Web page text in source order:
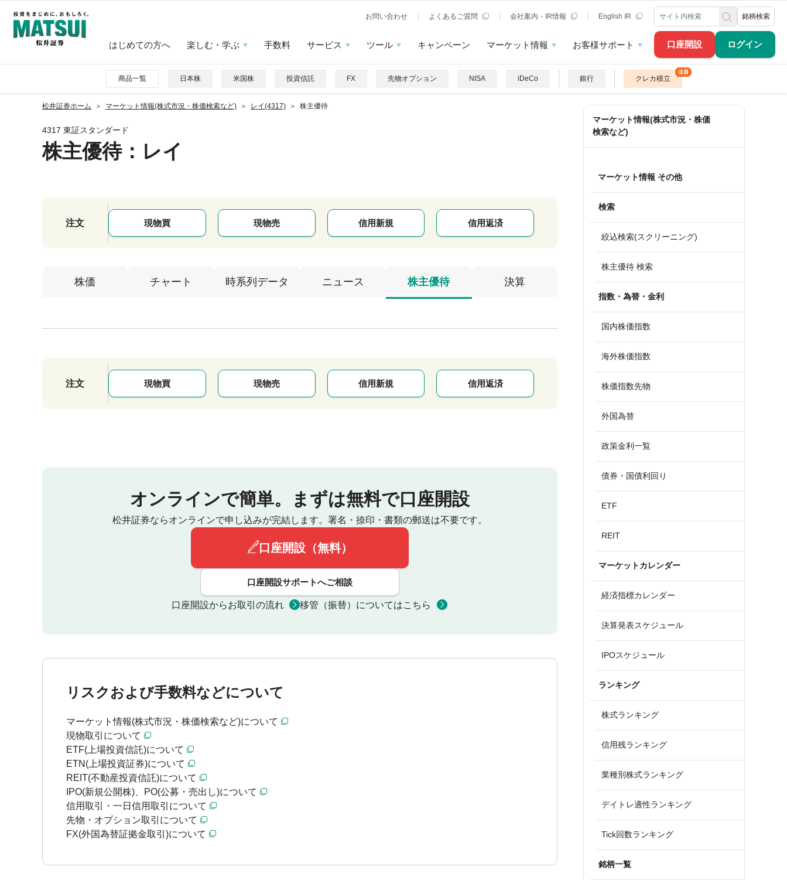
口座開設 ログイン
お問い合わせ よくあるご質問 会社案内・IR情報 English IR 銘柄検索
はじめての方へ 楽しむ・学ぶ 手数料 サービス ツール キャンペーン マーケット情報 お客様サポート
商品一覧 日本株 米国株 投資信託 FX 先物オプション NISA iDeCo 銀行 クレカ積立
松井証券ホーム マーケット情報(株式市況・株価検索など) レイ(4317) 株主優待
4317 東証スタンダード
株主優待：レイ
注文 現物買 現物売 信用新規 信用返済
株価 チャート 時系列データ ニュース 株主優待 決算
注文 現物買 現物売 信用新規 信用返済
オンラインで簡単。 まずは無料で口座開設
松井証券ならオンラインで申し込みが完結します。 署名・捺印・書類の郵送は不要です。
口座開設（無料）
口座開設サポートへご相談
口座開設からお取引の流れ 移管（振替）についてはこちら
リスクおよび手数料などについて
マーケット情報(株式市況・株価検索など)について
現物取引について
ETF(上場投資信託)について
ETN(上場投資証券)について
REIT(不動産投資信託)について
IPO(新規公開株)、PO(公募・売出し)について
信用取引・一日信用取引について
先物・オプション取引について
FX(外国為替証拠金取引)について
マーケット情報(株式市況・株価
検索など)
マーケット情報 その他
検索
絞込検索(スクリーニング)
株主優待 検索
指数・為替・金利
国内株価指数
海外株価指数
株価指数先物
外国為替
政策金利一覧
債券・国債利回り
ETF
REIT
マーケットカレンダー
経済指標カレンダー
決算発表スケジュール
IPOスケジュール
ランキング
株式ランキング
信用残ランキング
業種別株式ランキング
デイトレ適性ランキング
Tick回数ランキング
銘柄一覧